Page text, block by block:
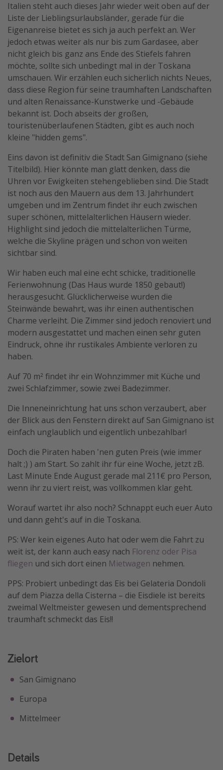
Weitere Themen
Reise Journal
Familienurlaub in der Türkei
Rundreisen in Thailand
Bahnreisen in der Schweiz
Reisepassfreie Reiseziele
Travel Know How
Silvesterreisen
Last Minute Urlaub Deutschland
Italien steht auch dieses Jahr wieder weit oben auf der
Liste der Lieblingsurlaubsländer, gerade für die
Eigenanreise bietet es sich ja auch perfekt an. Wer
jedoch etwas weiter als nur bis zum Gardasee, aber
nicht gleich bis ganz ans Ende des Stiefels fahren
möchte, sollte sich unbedingt mal in der Toskana
umschauen. Wir erzählen euch sicherlich nichts Neues,
dass diese Region für seine traumhaften Landschaften
und alten Renaissance-Kunstwerke und -Gebäude
bekannt ist. Doch abseits der großen,
touristenüberlaufenen Städten, gibt es auch noch
kleine "hidden gems".
Eins davon ist definitiv die Stadt San Gimignano (siehe
Titelbild). Hier könnte man glatt denken, dass die
Uhren vor Ewigkeiten stehengeblieben sind. Die Stadt
ist noch aus den Mauern aus dem 13. Jahrhundert
umgeben und im Zentrum findet ihr euch zwischen
super schönen, mittelalterlichen Häusern wieder.
Highlight sind jedoch die mittelalterlichen Türme,
welche die Skyline prägen und schon von weiten
sichtbar sind.
Wir haben euch mal eine echt schicke, traditionelle
Ferienwohnung (Das Haus wurde 1850 gebaut!)
herausgesucht. Glücklicherweise wurden die
Steinwände bewahrt, was ihr einen authentischen
Charme verleiht. Die Zimmer sind jedoch renoviert und
modern ausgestattet und machen einen sehr guten
Eindruck, ohne ihr rustikales Ambiente verloren zu
haben.
Auf 70 m² findet ihr ein Wohnzimmer mit Küche und
zwei Schlafzimmer, sowie zwei Badezimmer.
Die Inneneinrichtung hat uns schon verzaubert, aber
der Blick aus den Fenstern direkt auf San Gimignano ist
einfach unglaublich und eigentlich unbezahlbar!
Doch die Piraten haben 'nen guten Preis (wie immer
halt ;) ) am Start. So zahlt ihr für eine Woche, jetzt zB.
Last Minute Ende August gerade mal 211€ pro Person,
wenn ihr zu viert reist, was vollkommen klar geht.
Worauf wartet ihr also noch? Schnappt euch euer Auto
und dann geht's auf in die Toskana.
PS: Wer kein eigenes Auto hat oder wem die Fahrt zu
weit ist, der kann auch easy nach Florenz oder Pisa
fliegen und sich dort einen Mietwagen nehmen.
PPS: Probiert unbedingt das Eis bei Gelateria Dondoli
auf dem Piazza della Cisterna – die Eisdiele ist bereits
zweimal Weltmeister gewesen und dementsprechend
traumhaft schmeckt das Eis!!
Zielort
San Gimignano
Europa
Mittelmeer
Details